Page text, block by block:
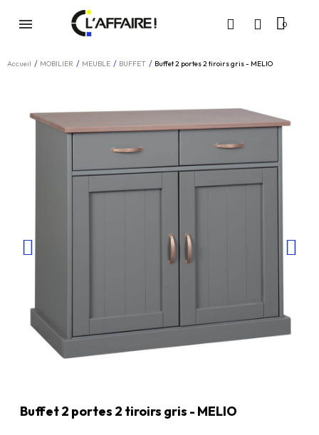
Accueil MOBILIER MEUBLE BUFFET Buffet 2 portes 2 tiroirs gris - MELIO
Buffet 2 portes 2 tiroirs gris - MELIO